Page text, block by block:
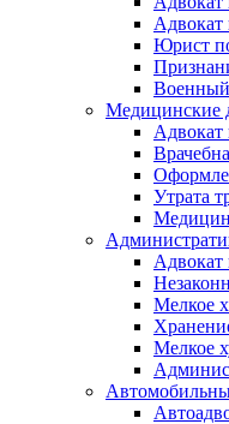
Адвокат
Юрист
Медицинские
Утрата
Адвокат
Мелкое
Мелкое